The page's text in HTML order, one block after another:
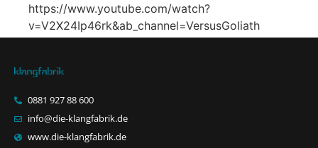
https://www.youtube.com/watch?
v=V2X24Ip46rk&ab_channel=VersusGoliath
0881 927 88 600
info@die-klangfabrik.de
www.die-klangfabrik.de